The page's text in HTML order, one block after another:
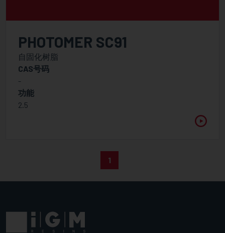
PHOTOMER SC91
自固化树脂
CAS号码
-
功能
2.5
1